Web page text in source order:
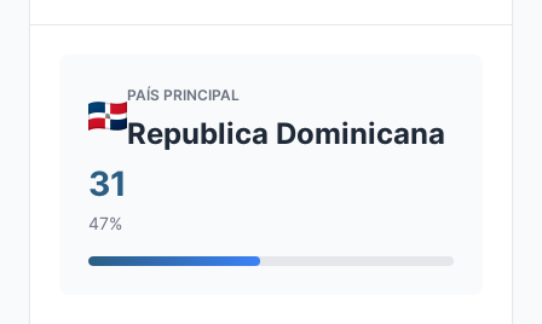
PAÍS PRINCIPAL
Republica Dominicana
31
47%